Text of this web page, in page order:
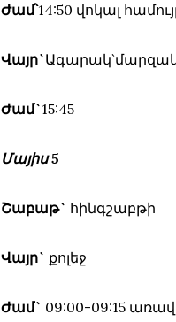
Ժամ՝14:50 վոկալ
Վայր`
Ժամ`15:45
Մայիս 5
Շաբաթ` հինգշաբթի
Վայր` քոլեջ
Ժամ` 09:00-09:15